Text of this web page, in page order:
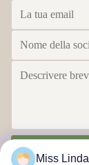
Miss Linda